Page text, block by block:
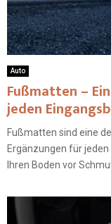
Auto
Fußmatten –
jeden
Fußmatten sind eine
Ergänzungen für
Ihren Boden vor